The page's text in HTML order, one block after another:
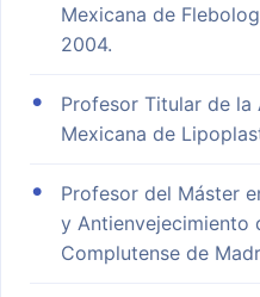
Mexicana de
2004.
Profesor Titular de la
Mexicana de
Profesor del Máster
y Antienvejecimiento
Complutense de